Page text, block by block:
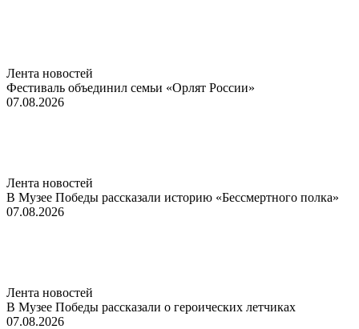
Лента новостей
Фестиваль объединил семьи «Орлят России»
07.08.2026
Лента новостей
В Музее Победы рассказали историю «Бессмертного полка»
07.08.2026
Лента новостей
В Музее Победы рассказали о героических летчиках
07.08.2026